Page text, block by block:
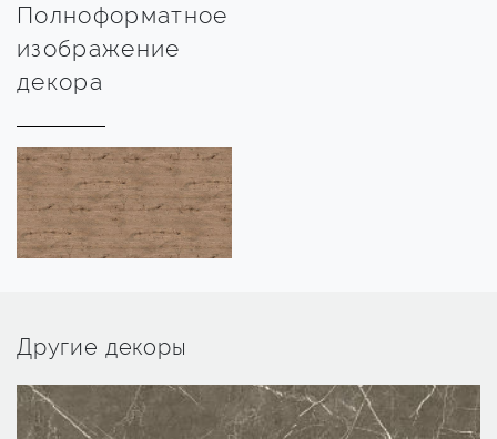
Полноформатное
изображение
декора
Другие декоры